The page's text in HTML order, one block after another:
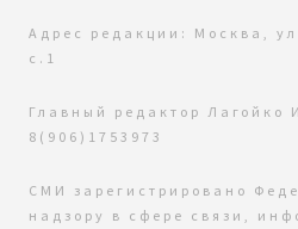
Адрес редакции: Москва,
с.1
Главный редактор Лагойко
8(906)1753973
СМИ зарегистрировано
надзору в сфере связи,